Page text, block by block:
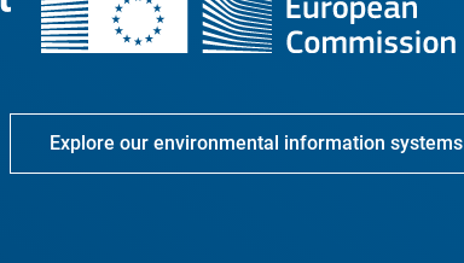
Explore our environmental information systems